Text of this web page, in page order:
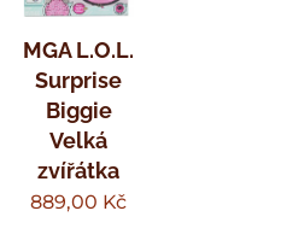
MGA L.O.L.
Surprise
Biggie
Velká
zvířátka
889,00 Kč